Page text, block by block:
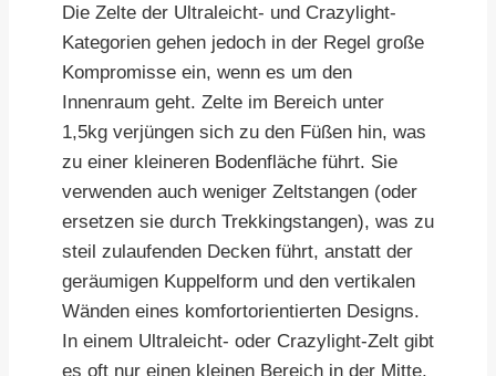
Die Zelte der Ultraleicht- und Crazylight-
Kategorien gehen jedoch in der Regel große
Kompromisse ein, wenn es um den
Innenraum geht. Zelte im Bereich unter
1,5kg verjüngen sich zu den Füßen hin, was
zu einer kleineren Bodenfläche führt. Sie
verwenden auch weniger Zeltstangen (oder
ersetzen sie durch Trekkingstangen), was zu
steil zulaufenden Decken führt, anstatt der
geräumigen Kuppelform und den vertikalen
Wänden eines komfortorientierten Designs.
In einem Ultraleicht- oder Crazylight-Zelt gibt
es oft nur einen kleinen Bereich in der Mitte,